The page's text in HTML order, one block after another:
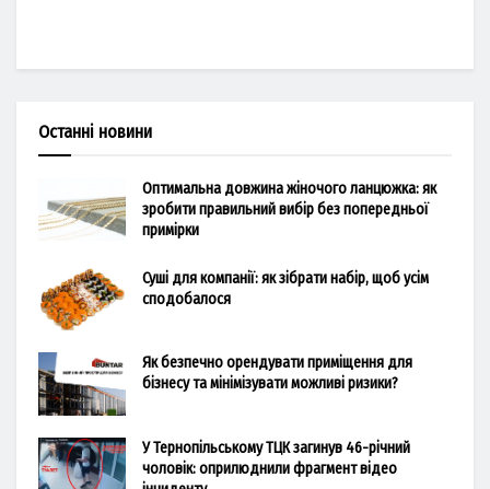
Останні новини
Оптимальна довжина жіночого ланцюжка: як
зробити правильний вибір без попередньої
примірки
Суші для компанії: як зібрати набір, щоб усім
сподобалося
Як безпечно орендувати приміщення для
бізнесу та мінімізувати можливі ризики?
У Тернопільському ТЦК загинув 46-річний
чоловік: оприлюднили фрагмент відео